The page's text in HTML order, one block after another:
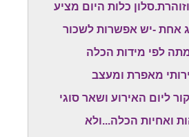
כלות היום מציע
אחת -יש אפשרות לשכור
לפי מידות הכלה
מאפרת ומעצב
ליום האירוע ושאר סוגי
ואחיות הכלה...ולא